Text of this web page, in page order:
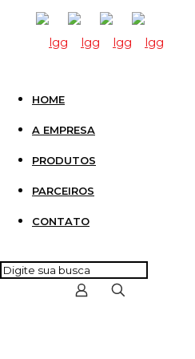
HOME
A EMPRESA
PRODUTOS
PARCEIROS
CONTATO